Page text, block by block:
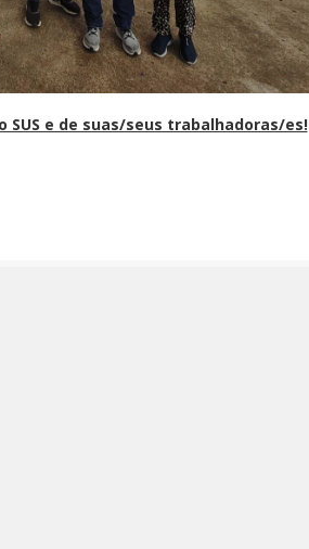
SUS e de suas/seus trabalhadoras/es!